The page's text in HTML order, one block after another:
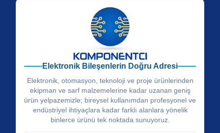
Elektronik Bileşenlerin Doğru Adresi
Elektronik, otomasyon, teknoloji ve proje ürünlerinden
ekipman ve sarf malzemelerine kadar uzanan geniş
ürün yelpazemizle; bireysel kullanımdan profesyonel ve
endüstriyel ihtiyaçlara kadar farklı alanlara yönelik
binlerce ürünü tek noktada sunuyoruz.